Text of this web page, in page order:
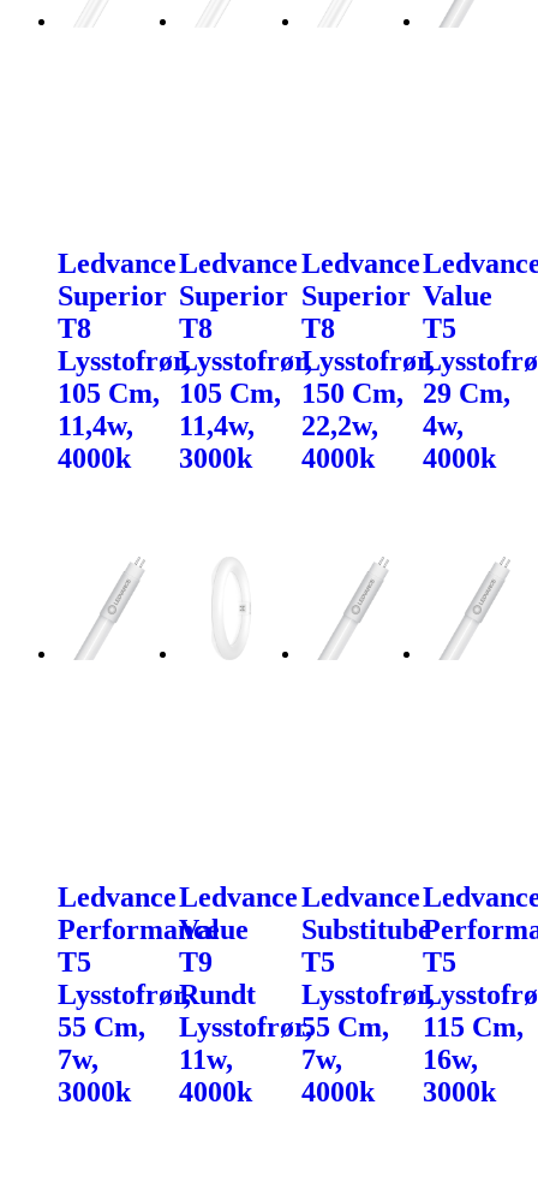
Ledvance
Superior
T8
Lysstofrør,
105 Cm,
11,4w,
4000k
Ledvance
Superior
T8
Lysstofrør,
105 Cm,
11,4w,
3000k
Ledvance
Superior
T8
Lysstofrør,
150 Cm,
22,2w,
4000k
Value
T5
29 Cm,
4w,
4000k
Ledvance
Performance
T5
Lysstofrør,
55 Cm,
7w,
3000k
Ledvance
Value
T9
Rundt
Lysstofrør,
11w,
4000k
Ledvance
Substitube
T5
Lysstofrør,
55 Cm,
7w,
4000k
T5
115 Cm,
16w,
3000k